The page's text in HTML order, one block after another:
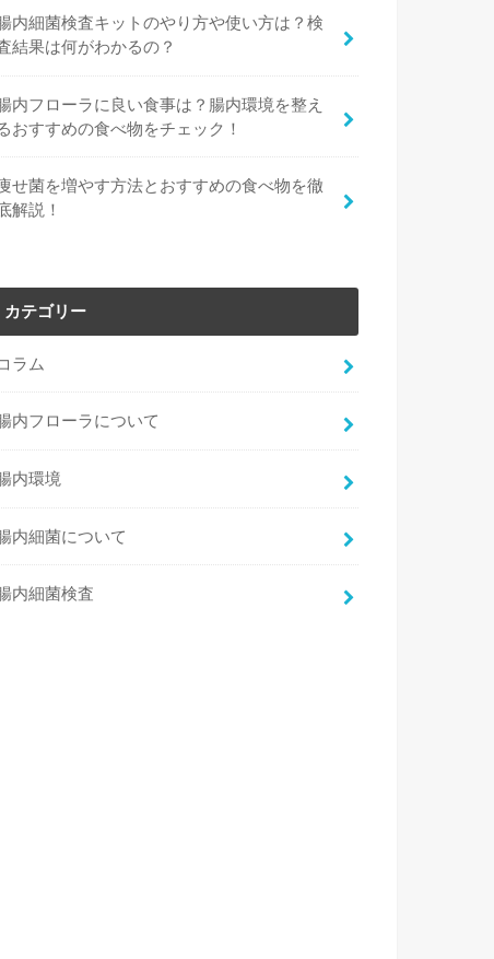
内細菌検査キットのやり方や使い方は？検
結果は何がわかるの？
内フローラに良い食事は？腸内環境を整え
おすすめの食べ物をチェック！
せ菌を増やす方法とおすすめの食べ物を徹
解説！
カテゴリー
ラム
内フローラについて
内環境
内細菌について
内細菌検査